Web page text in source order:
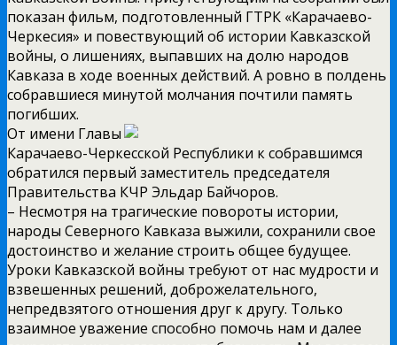
показан фильм, подготовленный ГТРК «Карачаево-
Черкесия» и повествующий об истории Кавказской
войны, о лишениях, выпавших на долю народов
Кавказа в ходе военных действий. А ровно в полдень
собравшиеся минутой молчания почтили память
погибших.
От имени Главы
Карачаево-Черкесской Республики к собравшимся
обратился первый заместитель председателя
Правительства КЧР Эльдар Байчоров.
– Несмотря на трагические повороты истории,
народы Северного Кавказа выжили, сохранили свое
достоинство и желание строить общее будущее.
Уроки Кавказской войны требуют от нас мудрости и
взвешенных решений, доброжелательного,
непредвзятого отношения друг к другу. Только
взаимное уважение способно помочь нам и далее